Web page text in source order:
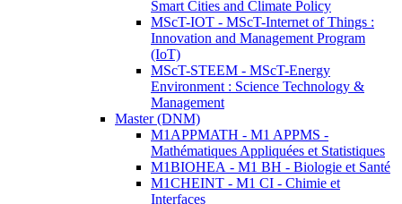
Smart Cities and Climate Policy
MScT-IOT - MScT-Internet of Things :
Innovation and Management Program
(IoT)
MScT-STEEM - MScT-Energy
Environment : Science Technology &
Management
Master (DNM)
M1APPMATH - M1 APPMS -
Mathématiques Appliquées et Statistiques
M1BIOHEA - M1 BH - Biologie et Santé
M1CHEINT - M1 CI - Chimie et
Interfaces